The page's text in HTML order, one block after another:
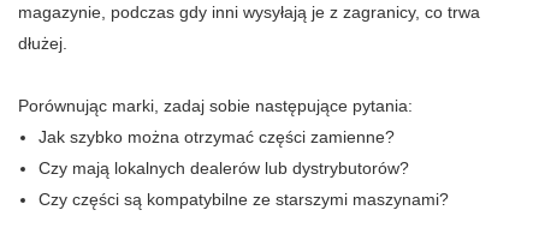
magazynie, podczas gdy inni wysyłają je z zagranicy, co trwa
dłużej.
Porównując marki, zadaj sobie następujące pytania:
Jak szybko można otrzymać części zamienne?
Czy mają lokalnych dealerów lub dystrybutorów?
Czy części są kompatybilne ze starszymi maszynami?